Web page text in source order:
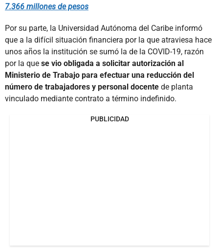
7.366 millones de pesos
Por su parte, la Universidad Autónoma del Caribe informó
que a la difícil situación financiera por la que atraviesa hace
unos años la institución se sumó la de la COVID-19, razón
por la que se vio obligada a solicitar autorización al
Ministerio de Trabajo para efectuar una reducción del
número de trabajadores y personal docente de planta
vinculado mediante contrato a término indefinido.
PUBLICIDAD